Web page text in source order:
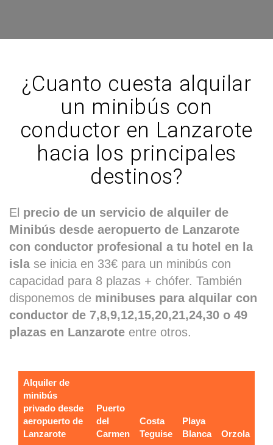
¿Cuanto cuesta alquilar
un minibús con
conductor en Lanzarote
hacia los principales
destinos?
El precio de un servicio de alquiler de
Minibús desde aeropuerto de Lanzarote
con conductor profesional a tu hotel en la
isla se inicia en 33€ para un minibús con
capacidad para 8 plazas + chófer. También
disponemos de minibuses para alquilar con
conductor de 7,8,9,12,15,20,21,24,30 o 49
plazas en Lanzarote entre otros.
Alquiler de
minibús
privado desde
aeropuerto de
Lanzarote
Puerto
del
Carmen
Costa
Teguise
Playa
Blanca
Orzola